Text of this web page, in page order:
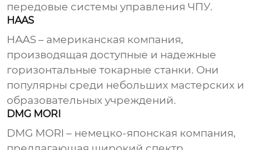
передовые системы управления ЧПУ.
HAAS
HAAS – американская компания,
производящая доступные и надежные
горизонтальные токарные станки. Они
популярны среди небольших мастерских и
образовательных учреждений.
DMG MORI
DMG MORI – немецко-японская компания,